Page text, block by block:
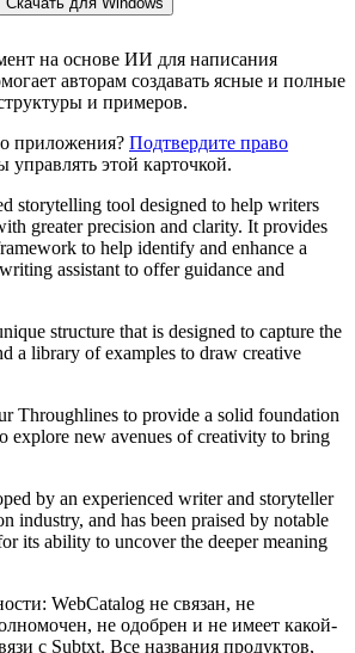
на основе ИИ для написания
авторам создавать ясные и полные
и примеров.
приложения? Подтвердите право
управлять этой карточкой.
storytelling tool designed to help writers
greater precision and clarity. It provides
to help identify and enhance a
assistant to offer guidance and
structure that is designed to capture the
a library of examples to draw creative
Throughlines to provide a solid foundation
explore new avenues of creativity to bring
by an experienced writer and storyteller
industry, and has been praised by notable
its ability to uncover the deeper meaning
WebCatalog не связан, не
не одобрен и не имеет какой-
с Subtxt. Все названия продуктов,